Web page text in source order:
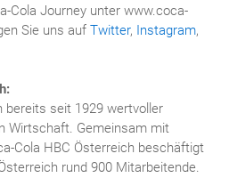
Cola Journey unter www.coca-
Sie uns auf Twitter, Instagram,
bereits seit 1929 wertvoller
Wirtschaft. Gemeinsam mit
Cola HBC Österreich beschäftigt
rund 900 Mitarbeitende.